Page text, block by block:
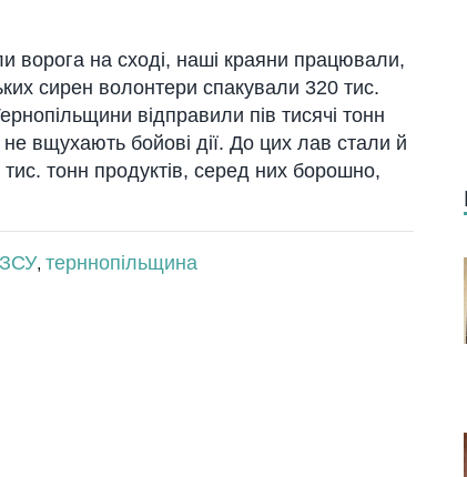
ворога на сході, наші краяни працювали,
сирен волонтери спакували 320 тис.
відправили пів тисячі тонн
не вщухають бойові дії. До цих лав стали й
тонн продуктів, серед них борошно,
, терннопільщина